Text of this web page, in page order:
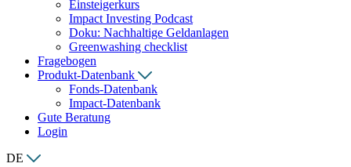
Einsteigerkurs
Impact Investing Podcast
Doku: Nachhaltige Geldanlagen
Greenwashing checklist
Fragebogen
Produkt-Datenbank
Fonds-Datenbank
Impact-Datenbank
Gute Beratung
Login
DE